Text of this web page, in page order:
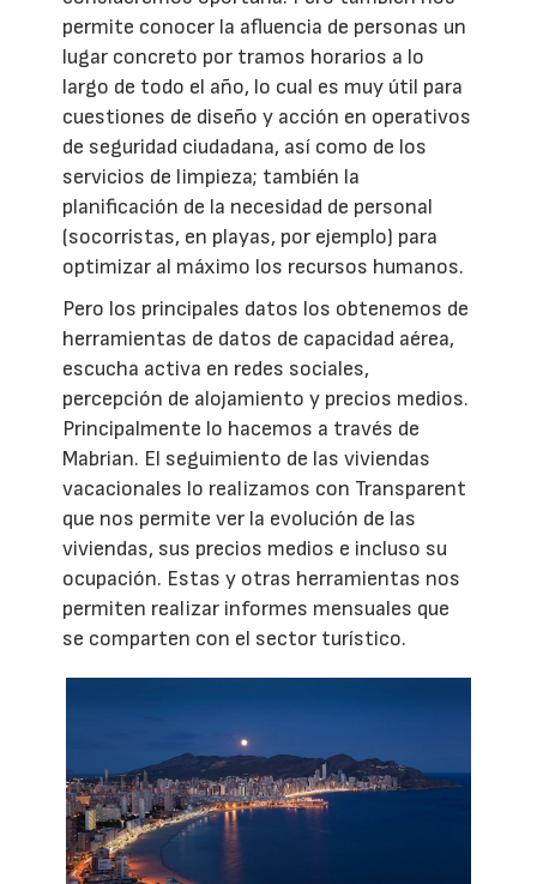
permite conocer la afluencia de personas un
lugar concreto por tramos horarios a lo
largo de todo el año, lo cual es muy útil para
cuestiones de diseño y acción en operativos
de seguridad ciudadana, así como de los
servicios de limpieza; también la
planificación de la necesidad de personal
(socorristas, en playas, por ejemplo) para
optimizar al máximo los recursos humanos.
Pero los principales datos los obtenemos de
herramientas de datos de capacidad aérea,
escucha activa en redes sociales,
percepción de alojamiento y precios medios.
Principalmente lo hacemos a través de
Mabrian. El seguimiento de las viviendas
vacacionales lo realizamos con Transparent
que nos permite ver la evolución de las
viviendas, sus precios medios e incluso su
ocupación. Estas y otras herramientas nos
permiten realizar informes mensuales que
se comparten con el sector turístico.